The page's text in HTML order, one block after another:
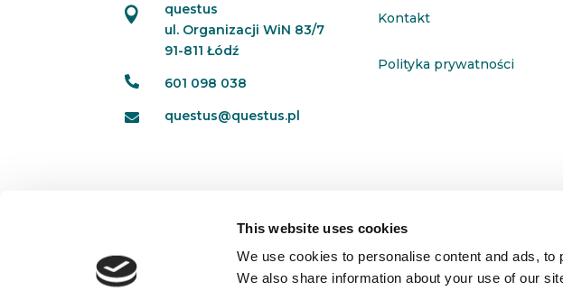
This website uses cookies
We use cookies to personalise content and ads,
We also share information about your use of our

questus
ul. Organizacji WiN 83/7
91-811 Łódź
 601 098 038
 questus@questus.pl
Kontakt
Polityka prywatności